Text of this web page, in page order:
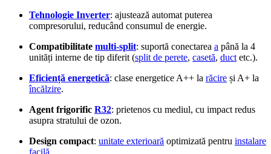
Tehnologie Inverter: ajustează automat puterea
compresorului, reducând consumul de energie.
Compatibilitate multi-split: suportă conectarea a până la 4
unități interne de tip diferit (split de perete, casetă, duct etc.).
Eficiență energetică: clase energetice A++ la răcire și A+ la
încălzire.
Agent frigorific R32: prietenos cu mediul, cu impact redus
asupra stratului de ozon.
Design compact: unitate exterioară optimizată pentru instalare
facilă.